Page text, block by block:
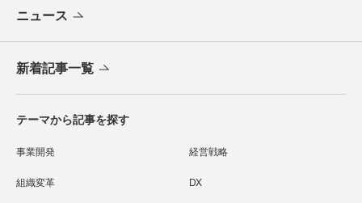
ニュース
新着記事一覧
テーマから記事を探す
事業開発 経営戦略
組織変革 DX